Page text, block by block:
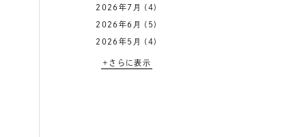
2026年7月 (4)
2026年6月 (5)
2026年5月 (4)
+さらに表示